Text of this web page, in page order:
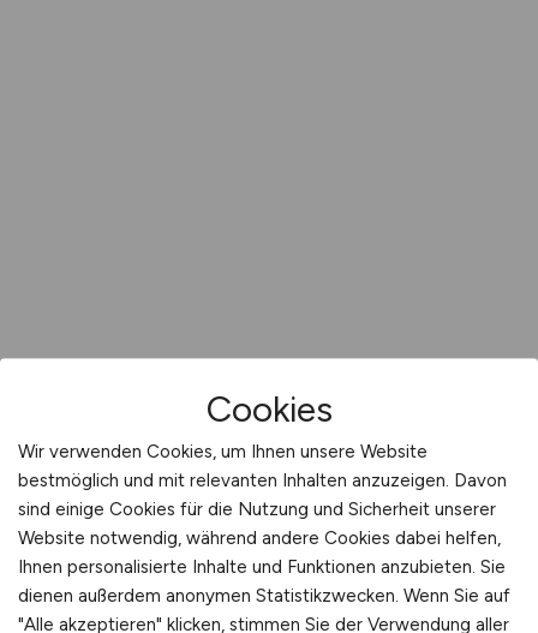
Cookies
Wir verwenden Cookies, um Ihnen unsere Website
bestmöglich und mit relevanten Inhalten anzuzeigen. Davon
sind einige Cookies für die Nutzung und Sicherheit unserer
Website notwendig, während andere Cookies dabei helfen,
Ihnen personalisierte Inhalte und Funktionen anzubieten. Sie
dienen außerdem anonymen Statistikzwecken. Wenn Sie auf
"Alle akzeptieren" klicken, stimmen Sie der Verwendung aller